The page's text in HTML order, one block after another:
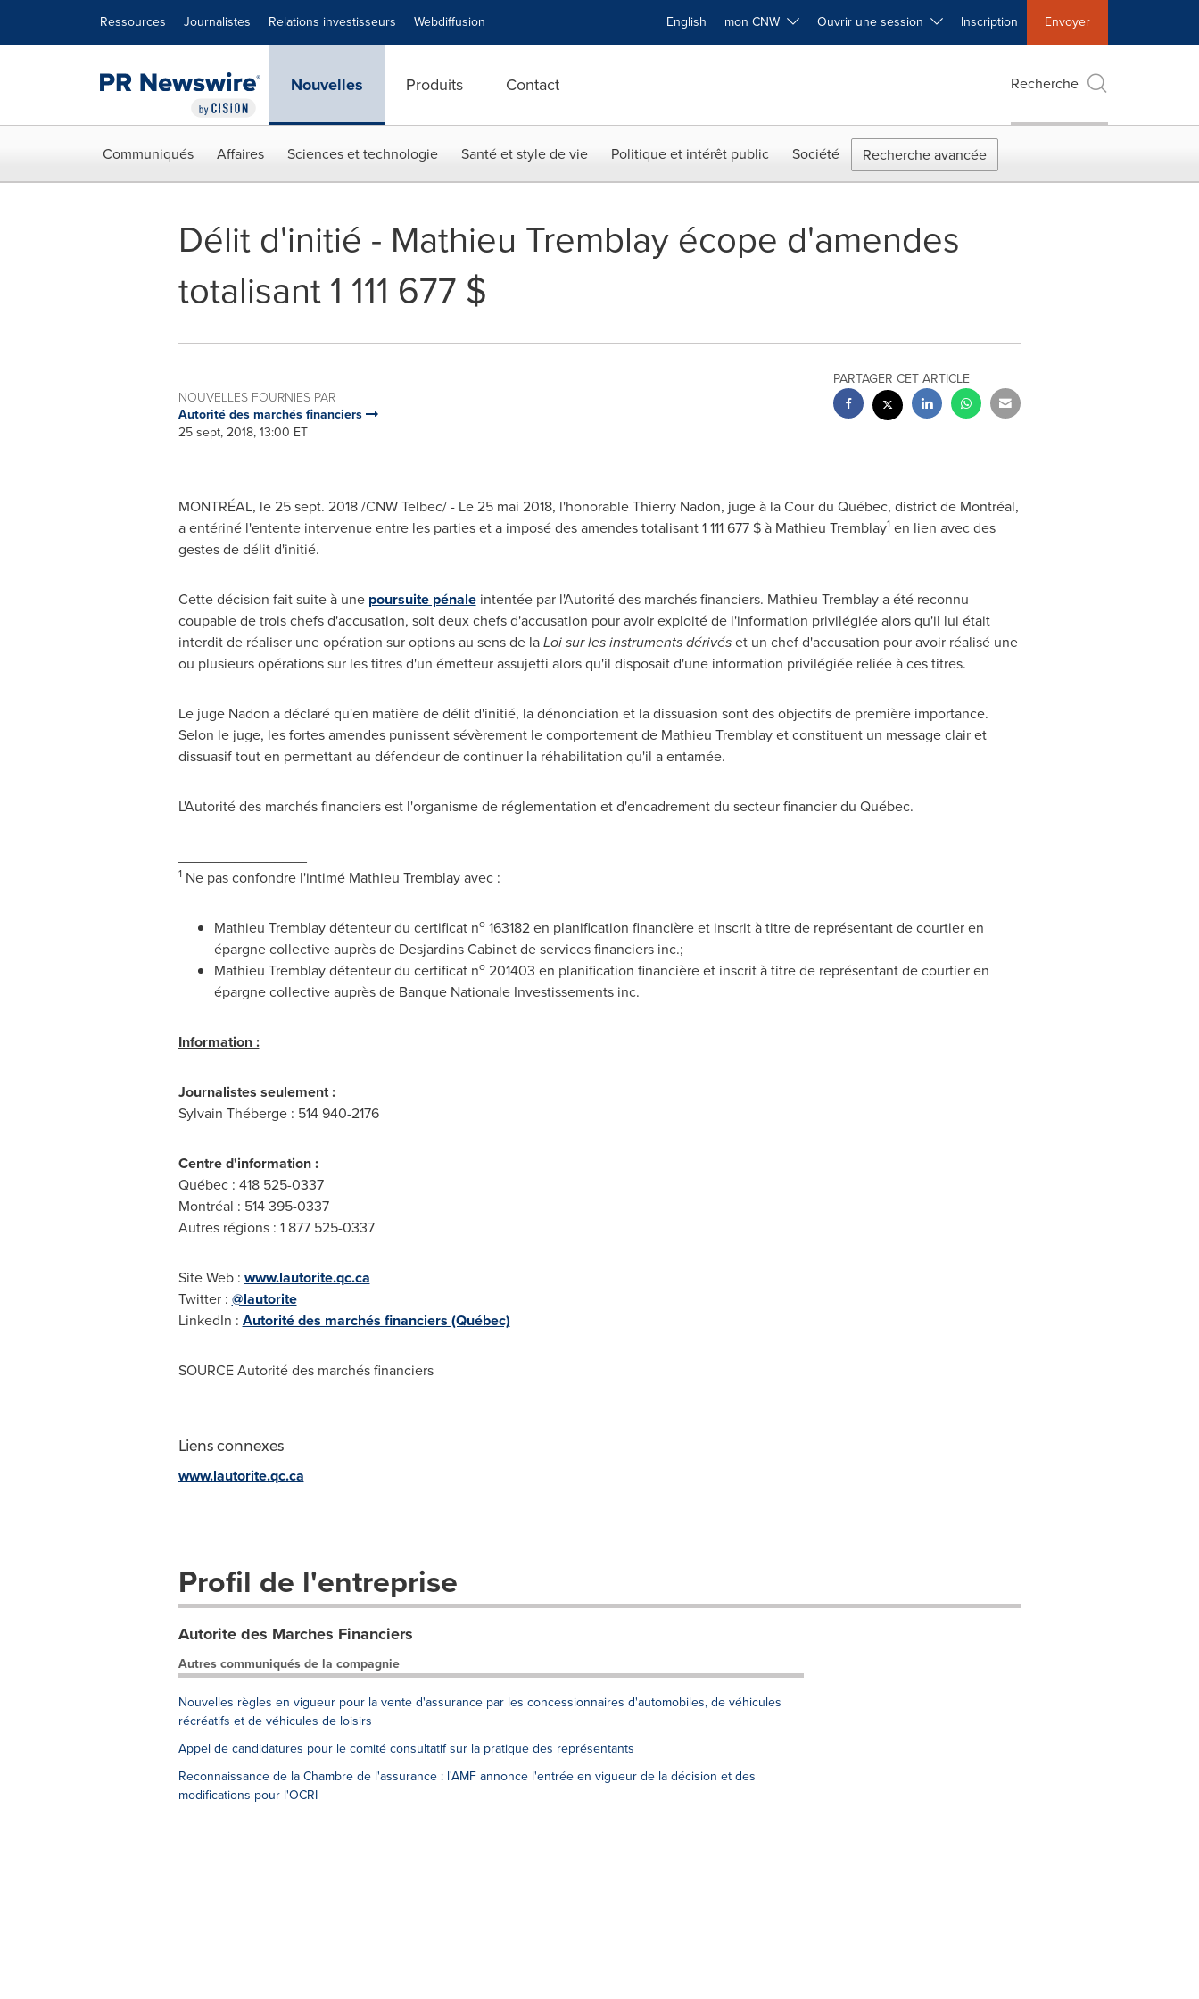
Ressources Journalistes Relations investisseurs Webdiffusion English mon CNW Ouvrir une session Inscription Envoyer
Nouvelles Produits Contact Recherche
Communiqués Affaires Sciences et technologie Santé et style de vie Politique et intérêt public Société Recherche avancée
Délit d'initié - Mathieu Tremblay écope d'amendes
totalisant 1 111 677 $
NOUVELLES FOURNIES PAR
Autorité des marchés financiers
25 sept, 2018, 13:00 ET
PARTAGER CET ARTICLE
MONTRÉAL, le25 sept. 2018/CNW Telbec/ - Le 25 mai 2018, l'honorableThierry Nadon, juge à la Cour du Québec, district de Montréal,
a entériné l'entente intervenue entre les parties et a imposé des amendes totalisant 1 111 677 $ à Mathieu Tremblay1en lien avec des
gestes de délit d'initié.
Cette décision fait suite à une poursuite pénaleintentée par l'Autorité des marchés financiers. Mathieu Tremblaya été reconnu
coupable de trois chefs d'accusation, soit deux chefs d'accusation pour avoir exploité de l'information privilégiée alors qu'il lui était
interdit de réaliser une opération sur options au sens de laLoi sur les instruments dérivéset un chef d'accusation pour avoir réalisé une
ou plusieurs opérations sur les titres d'un émetteur assujetti alors qu'il disposait d'une information privilégiée reliée à ces titres.
Le juge Nadon a déclaré qu'en matière de délit d'initié, la dénonciation et la dissuasion sont des objectifs de première importance.
Selon le juge, les fortes amendes punissent sévèrement le comportement de Mathieu Tremblayet constituent un message clair et
dissuasif tout en permettant au défendeur de continuer la réhabilitation qu'il a entamée.
L'Autorité des marchés financiers est l'organisme de réglementation et d'encadrement du secteur financier du Québec.
1Ne pas confondre l'intimé Mathieu Tremblayavec :
Mathieu Tremblaydétenteur du certificat no163182 en planification financière et inscrit à titre de représentant de courtier en
épargne collective auprès de Desjardins Cabinet de services financiers inc.;
Mathieu Tremblaydétenteur du certificat no201403 en planification financière et inscrit à titre de représentant de courtier en
épargne collective auprès de Banque Nationale Investissements inc.
Information :
Journalistes seulement :
Sylvain Théberge : 514 940-2176
Centre d'information :
Québec : 418 525-0337
Montréal : 514 395-0337
Autres régions : 1 877 525-0337
Site Web : www.lautorite.qc.ca
Twitter : @lautorite
LinkedIn : Autorité des marchés financiers (Québec)
SOURCE Autorité des marchés financiers
Liens connexes
www.lautorite.qc.ca
Profil de l'entreprise
Autorite des Marches Financiers
Autres communiqués de la compagnie
Nouvelles règles en vigueur pour la vente d'assurance par les concessionnaires d'automobiles, de véhicules
récréatifs et de véhicules de loisirs
Appel de candidatures pour le comité consultatif sur la pratique des représentants
Reconnaissance de la Chambre de l'assurance : l'AMF annonce l'entrée en vigueur de la décision et des
modifications pour l'OCRI